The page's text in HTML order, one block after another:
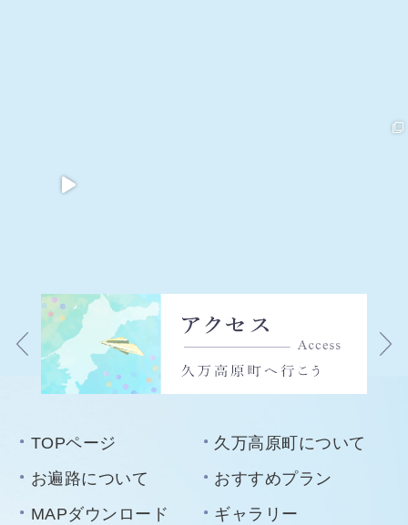
TOPページ
久万高原町について
お遍路について
おすすめプラン
MAPダウンロード
ギャラリー